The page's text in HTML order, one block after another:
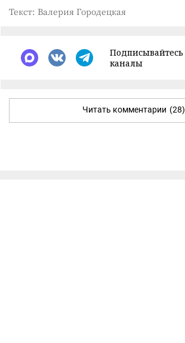
Текст: Валерия Городецкая
каналы
Читать комментарии (28)